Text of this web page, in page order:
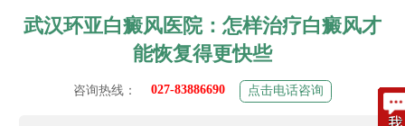
武汉环亚白癜风医院：怎样治疗白癜风才
能恢复得更快些
咨询热线： 027-83886690 点击电话咨询